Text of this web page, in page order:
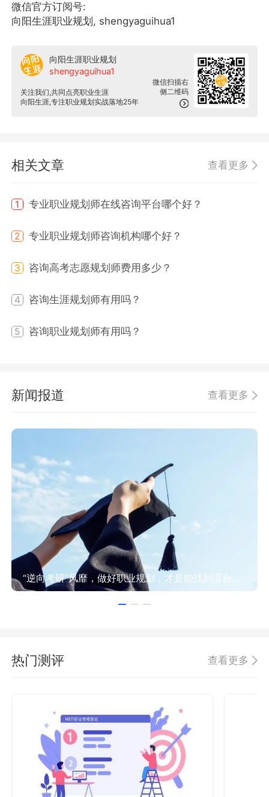
微信官方订阅号:
向阳生涯职业规划, shengyaguihua1
微信扫描右
侧二维码
向阳生涯职业规划
shengyaguihua1
关注我们,共同点亮职业生涯
向阳生涯,专注职业规划实战落地25年
相关文章 查看更多
1 专业职业规划师在线咨询平台哪个好？
2 专业职业规划师咨询机构哪个好？
3 咨询高考志愿规划师费用多少？
4 咨询生涯规划师有用吗？
5 咨询职业规划师有用吗？
新闻报道 查看更多
“逆向考研”风靡，做好职业规划，才是能找到适合方向！
热门测评 查看更多